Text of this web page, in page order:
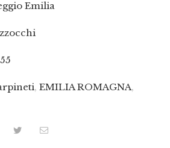
Emilia
, EMILIA ROMAGNA,